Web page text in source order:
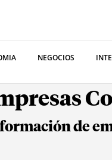
NEGOCIOS
de